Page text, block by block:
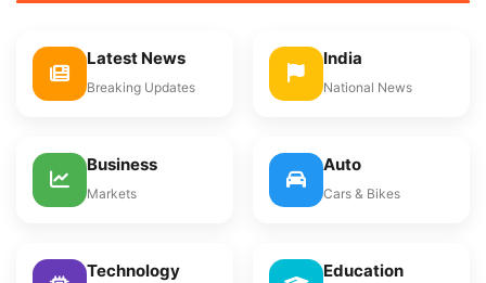
Latest News
Breaking Updates
India
National News
Business
Markets
Auto
Cars & Bikes
Technology Education